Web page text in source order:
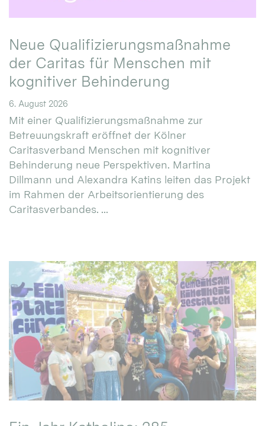
Neue Qualifizierungsmaßnahme
der Caritas für Menschen mit
kognitiver Behinderung
6. August 2026
Mit einer Qualifizierungsmaßnahme zur
Betreuungskraft eröffnet der Kölner
Caritasverband Menschen mit kognitiver
Behinderung neue Perspektiven. Martina
Dillmann und Alexandra Katins leiten das Projekt
im Rahmen der Arbeitsorientierung des
Caritasverbandes. ...